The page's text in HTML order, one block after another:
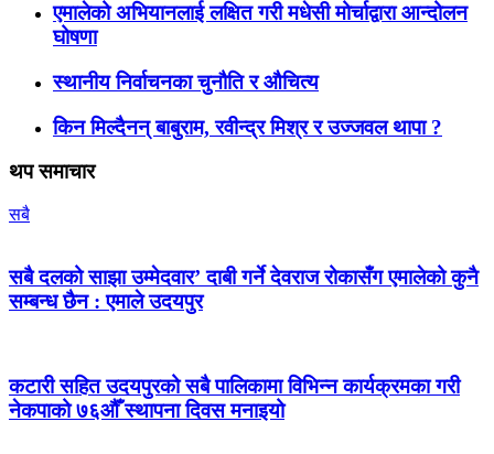
एमालेको अभियानलाई लक्षित गरी मधेसी मोर्चाद्वारा आन्दोलन
घोषणा
स्थानीय निर्वाचनका चुनौति र औचित्य
किन मिल्दैनन् बाबुराम, रवीन्द्र मिश्र र उज्जवल थापा ?
थप समाचार
सबै
सबै दलको साझा उम्मेदवार’ दाबी गर्ने देवराज रोकासँग एमालेको कुनै
सम्बन्ध छैन : एमाले उदयपुर
कटारी सहित उदयपुरको सबै पालिकामा विभिन्न कार्यक्रमका गरी
नेकपाको ७६औँ स्थापना दिवस मनाइयो